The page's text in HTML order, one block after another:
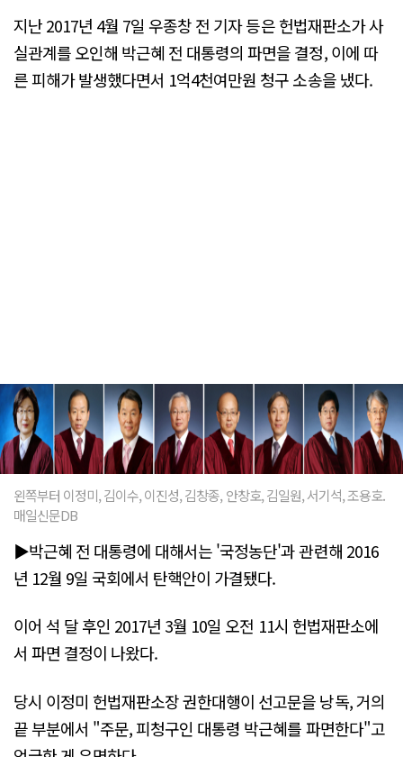
지난 2017년 4월 7일 우종창 전 기자 등은 헌법재판소가 사
실관계를 오인해 박근혜 전 대통령의 파면을 결정, 이에 따
른 피해가 발생했다면서 1억4천여만원 청구 소송을 냈다.
왼쪽부터 이정미, 김이수, 이진성, 김창종, 안창호, 김일원, 서기석, 조용호.
매일신문DB
▶박근혜 전 대통령에 대해서는 '국정농단'과 관련해 2016
년 12월 9일 국회에서 탄핵안이 가결됐다.
이어 석 달 후인 2017년 3월 10일 오전 11시 헌법재판소에
서 파면 결정이 나왔다.
당시 이정미 헌법재판소장 권한대행이 선고문을 낭독, 거의
끝 부분에서 "주문, 피청구인 대통령 박근혜를 파면한다"고